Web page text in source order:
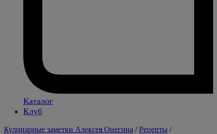
Каталог
Клуб
Кулинарные заметки Алексея Онегина /Рецепты /